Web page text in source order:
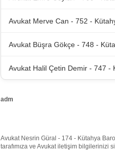
Avukat Merve Can - 752 -
Avukat Büşra Gökçe - 748 -
Avukat Halil Çetin Demir - 747 -
adm
Avukat Nesrin Güral - 174 - Kütahya
tarafımıza ve Avukat iletişim bilgilerinizi